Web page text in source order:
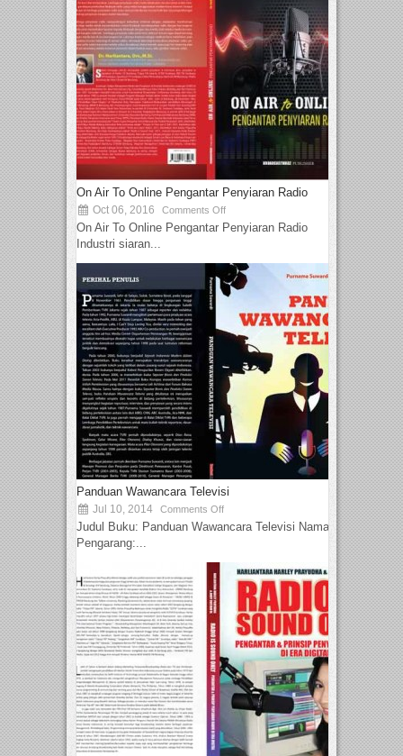
On Air To Online Pengantar Penyiaran Radio
Oct 06, 2016 Comments Off
On Air To Online Pengantar Penyiaran Radio
Industri siaran...
Panduan Wawancara Televisi
Jul 10, 2014 Comments Off
Judul Buku: Panduan Wawancara Televisi Nama
Pengarang:...